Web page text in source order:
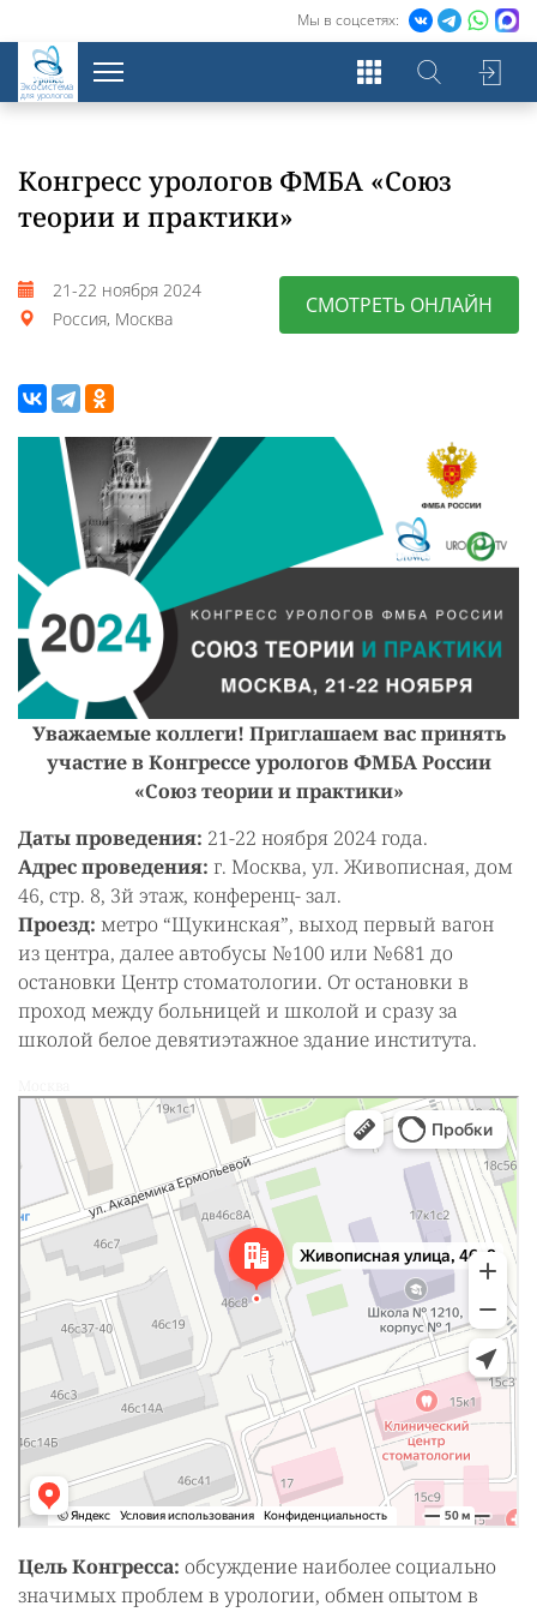
Мы в соцсетях:
Экосистема
для урологов
Конгресс урологов ФМБА «‎Союз
теории и практики»
21-22 ноября 2024
Россия, Москва
СМОТРЕТЬ ОНЛАЙН
Уважаемые коллеги! Приглашаем вас принять
участие в Конгрессе урологов ФМБА России
«Союз теории и практики»
Даты проведения: 21-22 ноября 2024 года.
Адрес проведения: г. Москва, ул. Живописная, дом
46, стр. 8, 3й этаж, конференц- зал.
Проезд: метро “Щукинская”, выход первый вагон
из центра, далее автобусы №100 или №681 до
остановки Центр стоматологии. От остановки в
проход между больницей и школой и сразу за
школой белое девятиэтажное здание института.
Живописная улица, 46с8 — Яндекс Карты
Цель Конгресса: обсуждение наиболее социально
значимых проблем в урологии, обмен опытом в